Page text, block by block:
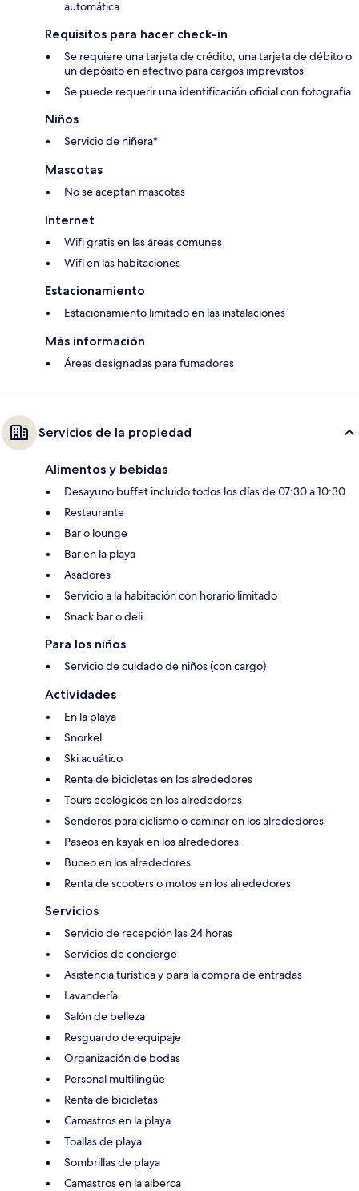
automática.
Requisitos para hacer check-in
Se requiere una tarjeta de crédito, una tarjeta de débito o
un depósito en efectivo para cargos imprevistos
Se puede requerir una identificación oficial con fotografía
Niños
Servicio de niñera*
Mascotas
No se aceptan mascotas
Internet
Wifi gratis en las áreas comunes
Wifi en las habitaciones
Estacionamiento
Estacionamiento limitado en las instalaciones
Más información
Áreas designadas para fumadores
Servicios de la propiedad
Alimentos y bebidas
Desayuno buffet incluido todos los días de 07:30 a 10:30
Restaurante
Bar o lounge
Bar en la playa
Asadores
Servicio a la habitación con horario limitado
Snack bar o deli
Para los niños
Servicio de cuidado de niños (con cargo)
Actividades
En la playa
Snorkel
Ski acuático
Renta de bicicletas en los alrededores
Tours ecológicos en los alrededores
Senderos para ciclismo o caminar en los alrededores
Paseos en kayak en los alrededores
Buceo en los alrededores
Renta de scooters o motos en los alrededores
Servicios
Servicio de recepción las 24 horas
Servicios de concierge
Asistencia turística y para la compra de entradas
Lavandería
Salón de belleza
Resguardo de equipaje
Organización de bodas
Personal multilingüe
Renta de bicicletas
Camastros en la playa
Toallas de playa
Sombrillas de playa
Camastros en la alberca